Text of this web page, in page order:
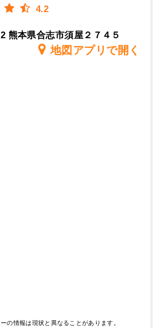
4.2
熊本県合志市須屋２７４５
地図アプリで開く
の情報は現状と異なることがあります。